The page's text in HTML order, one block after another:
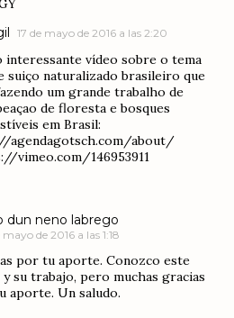
17 de mayo de 2016 a las 2:20
interessante vídeo sobre o tema
suiço naturalizado brasileiro que
um grande trabalho de
de floresta e bosques
em Brasil:
agendagotsch.com/about/
vimeo.com/146953911
dun neno labrego
mayo de 2016 a las 1:18
por tu aporte. Conozco este
y su trabajo, pero muchas gracias
aporte. Un saludo.